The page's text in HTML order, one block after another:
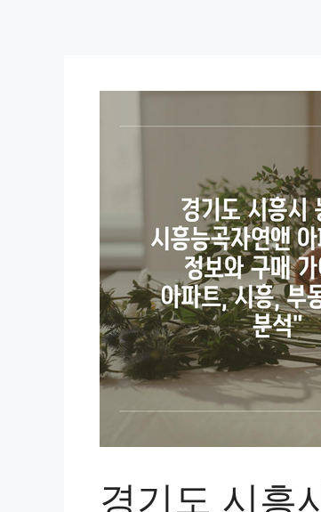
경기도 시흥